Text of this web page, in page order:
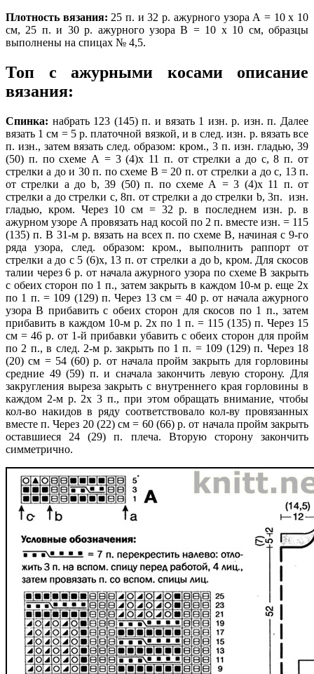
Плотность вязания: 25 п. и 32 р. ажурного узора А = 10 х 10
см, 25 п. и 30 р. ажурного узора В = 10 х 10 см, образцы
выполнены на спицах № 4,5.
Топ с ажурными косами описание
вязания:
Спинка: набрать 123 (145) п. и вязать 1 изн. р. изн. п. Далее
вязать 1 см = 5 р. платочной вязкой, и в след. изн. р. вязать все
п. изн., затем вязать след. образом: кром., 3 п. изн. гладью, 39
(50) п. по схеме А = 3 (4)х 11 п. от стрелки а до с, 8 п. от
стрелки а до и 30 п. по схеме В = 20 п. от стрелки а до с, 13 п.
от стрелки а до b, 39 (50) п. по схеме А = 3 (4)х 11 п. от
стрелки a до стрелки с, 8п. от стрелки a до стрелки b, 3п. изн.
гладью, кром. Через 10 см = 32 р. в последнем изн. р. в
ажурном узоре А провязать над косой по 2 п. вместе изн. = 115
(135) п. В 31-м р. вязать на всех п. по схеме В, начиная с 9-го
ряда узора, след. образом: кром., выполнить раппорт от
стрелки а до с 5 (6)х, 13 п. от стрелки а до b, кром. Для скосов
талии через 6 р. от начала ажурного узора по схеме В закрыть
с обеих сторон по 1 п., затем закрыть в каждом 10-м р. еще 2х
по 1 п. = 109 (129) п. Через 13 см = 40 р. от начала ажурного
узора В прибавить с обеих сторон для скосов по 1 п., затем
прибавить в каждом 10-м р. 2х по 1 п. = 115 (135) п. Через 15
см = 46 р. от 1-й прибавки убавить с обеих сторон для пройм
по 2 п., в след. 2-м р. закрыть по 1 п. = 109 (129) п. Через 18
(20) см = 54 (60) р. от начала пройм закрыть для горловины
средние 49 (59) п. и сначала закончить левую сторону. Для
закругления выреза закрыть с внутреннего края горловины в
каждом 2-м р. 2х 3 п., при этом обращать внимание, чтобы
кол-во накидов в ряду соответствовало кол-ву провязанных
вместе п. Через 20 (22) см = 60 (66) р. от начала пройм закрыть
оставшиеся 24 (29) п. плеча. Вторую сторону закончить
симметрично.